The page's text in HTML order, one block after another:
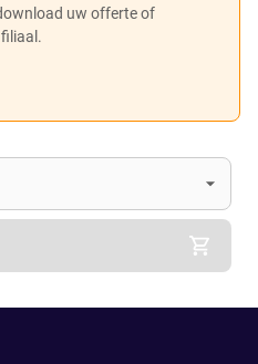
uw offerte of
(Optioneel)